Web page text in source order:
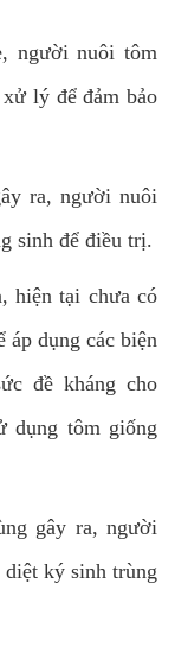
người nuôi tôm
lý để đảm bảo
ra, người nuôi
sinh để điều trị.
hiện tại chưa có
dụng các biện
đề kháng cho
dụng tôm giống
gây ra, người
ký sinh trùng